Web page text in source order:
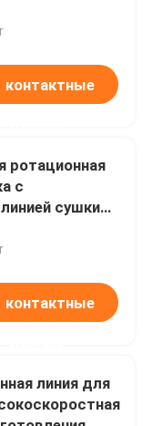
контактные
ротационная
с
сушки
контактные
линия для